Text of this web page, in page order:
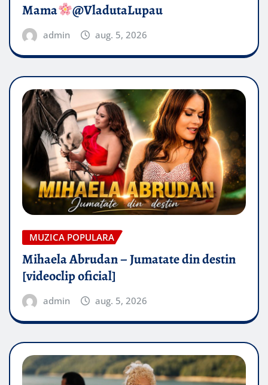
Mama @VladutaLupau
admin aug. 5, 2026
MUZICA POPULARA
Mihaela Abrudan – Jumatate din destin
[videoclip oficial]
admin aug. 5, 2026